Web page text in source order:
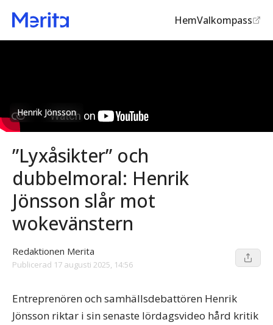
HemValkompass
Henrik Jönsson
”Lyxåsikter” och
dubbelmoral: Henrik
Jönsson slår mot
wokevänstern
Redaktionen Merita
Publicerad 17 augusti 2025, 14:56
Entreprenören och samhällsdebattören Henrik
Jönsson riktar i sin senaste lördagsvideo hård kritik